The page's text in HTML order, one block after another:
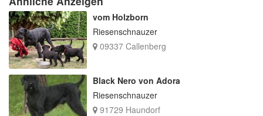
vom Holzborn
Riesenschnauzer
09337 Callenberg
Black Nero von Adora
Riesenschnauzer
91729 Haundorf